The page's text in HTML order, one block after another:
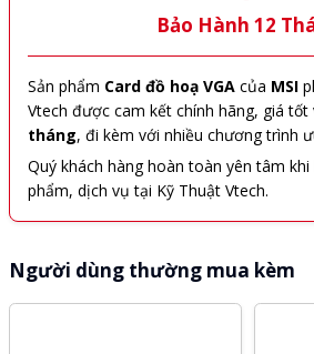
Bảo Hành 12
Sản phẩm Card đồ hoạ VGA của MSI
Vtech được cam kết chính hãng, giá tốt
tháng, đi kèm với nhiều chương trình
Quý khách hàng hoàn toàn yên tâm
phẩm, dịch vụ tại Kỹ Thuật Vtech.
Người dùng thường mua kèm